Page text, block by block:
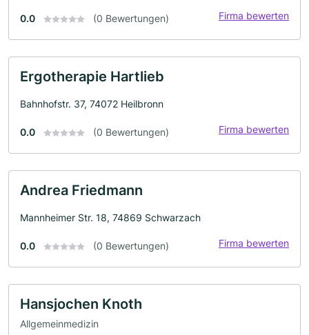
0.0 (0 Bewertungen) Firma bewerten
Ergotherapie Hartlieb
Bahnhofstr. 37, 74072 Heilbronn
0.0 (0 Bewertungen) Firma bewerten
Andrea Friedmann
Mannheimer Str. 18, 74869 Schwarzach
0.0 (0 Bewertungen) Firma bewerten
Hansjochen Knoth
Allgemeinmedizin